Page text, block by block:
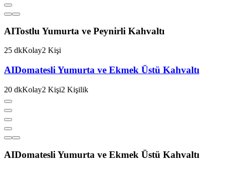
AITostlu Yumurta ve Peynirli Kahvaltı
25 dkKolay2 Kişi
AIDomatesli Yumurta ve Ekmek Üstü Kahvaltı
20 dkKolay2 Kişi2 Kişilik
AIDomatesli Yumurta ve Ekmek Üstü Kahvaltı